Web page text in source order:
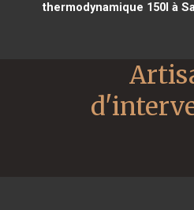
thermodynamique 150l à